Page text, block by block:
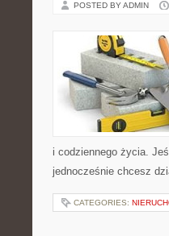
POSTED BY ADMIN
i codziennego życia.
jednocześnie chcesz
CATEGORIES: